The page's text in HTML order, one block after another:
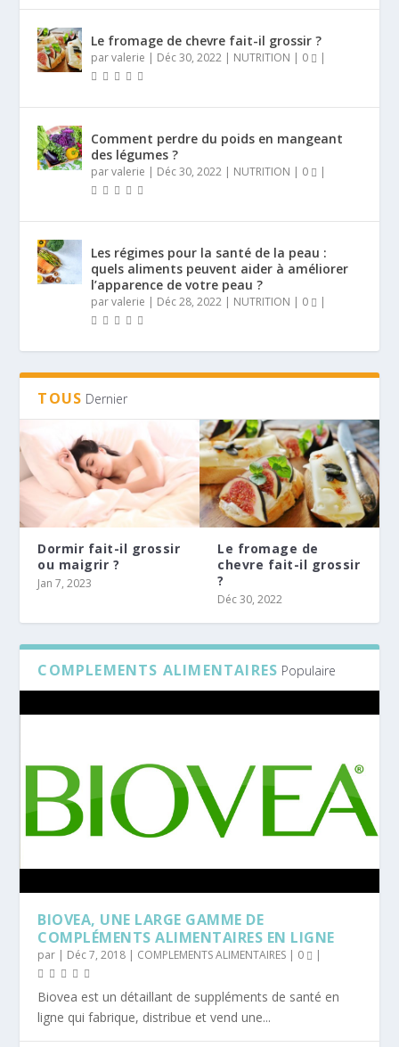
Le fromage de chevre fait-il grossir ?
parvalerie | Déc 30, 2022 | NUTRITION | 0 |
Comment perdre du poids en mangeant
des légumes ?
parvalerie | Déc 30, 2022 | NUTRITION | 0 |
Les régimes pour la santé de la peau :
quels aliments peuvent aider à améliorer
l’apparence de votre peau ?
parvalerie | Déc 28, 2022 | NUTRITION | 0 |
TOUS Dernier
Dormir fait-il grossir
ou maigrir ?
Jan 7, 2023
Le fromage de
chevre fait-il grossir
?
Déc 30, 2022
COMPLEMENTS ALIMENTAIRES Populaire
BIOVEA, UNE LARGE GAMME DE
COMPLÉMENTS ALIMENTAIRES EN LIGNE
par | Déc 7, 2018 | COMPLEMENTS ALIMENTAIRES | 0 |
Biovea est un détaillant de suppléments de santé en
ligne qui fabrique, distribue et vend une...